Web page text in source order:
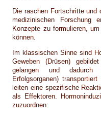
Die raschen Fortschritte und
medizinischen Forschung
Konzepte zu formulieren,
können.
Im klassischen Sinne sind
Geweben (Drüsen)
gelangen und dadurch
Erfolgsorganen)
leiten eine spezifische
als Effektoren.
zuzuordnen: